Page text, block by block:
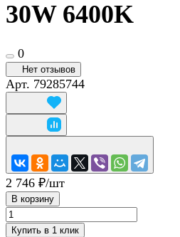
30W 6400K
0
Нет отзывов
Арт. 79285744
2 746 ₽/шт
В корзину
Купить в 1 клик